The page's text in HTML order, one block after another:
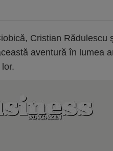
Cristian Rădulescu
aventură în lumea